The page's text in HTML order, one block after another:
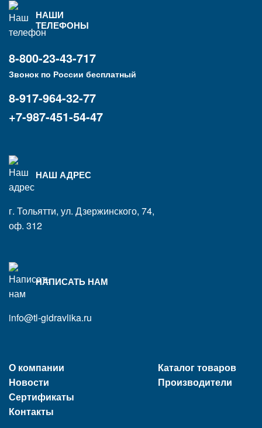
НАШИ
ТЕЛЕФОНЫ
8-800-23-43-717
Звонок по России бесплатный
8-917-964-32-77
+7-987-451-54-47
НАШ АДРЕС
г. Тольятти, ул. Дзержинского, 74,
оф. 312
НАПИСАТЬ НАМ
info@tl-gidravlika.ru
О компании
Новости
Сертификаты
Контакты
Каталог товаров
Производители